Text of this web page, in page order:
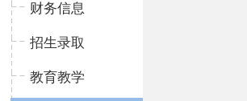
财务信息
招生录取
教育教学